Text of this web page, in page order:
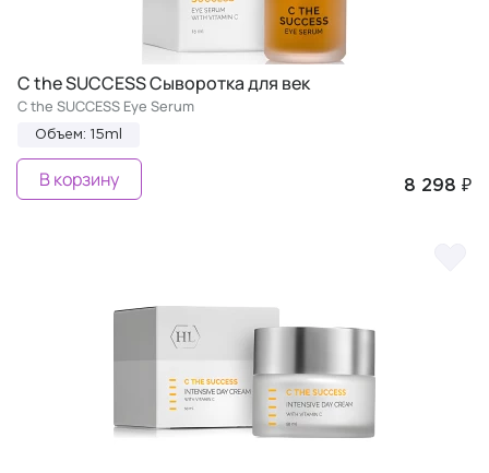
C the SUCCESS Сыворотка для век
C the SUCCESS Eye Serum
Объем: 15ml
8 298 ₽
В корзину